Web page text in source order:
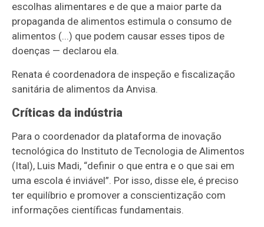
escolhas alimentares e de que a maior parte da
propaganda de alimentos estimula o consumo de
alimentos (...) que podem causar esses tipos de
doenças — declarou ela.
Renata é coordenadora de inspeção e fiscalização
sanitária de alimentos da Anvisa.
Críticas da indústria
Para o coordenador da plataforma de inovação
tecnológica do Instituto de Tecnologia de Alimentos
(Ital), Luis Madi, “definir o que entra e o que sai em
uma escola é inviável”. Por isso, disse ele, é preciso
ter equilíbrio e promover a conscientização com
informações científicas fundamentais.